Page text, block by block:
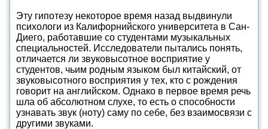
Эту гипотезу некоторое время назад выдвинули
психологи из Калифорнийского университета в Сан-
Диего, работавшие со студентами музыкальных
специальностей. Исследователи пытались понять,
отличается ли звуковысотное восприятие у
студентов, чьим родным языком был китайский, от
звуковысотного восприятия у тех, кто с рождения
говорит на английском. Однако в первое время речь
шла об абсолютном слухе, то есть о способности
узнавать звук (ноту) саму по себе, без взаимосвязи с
другими звуками.